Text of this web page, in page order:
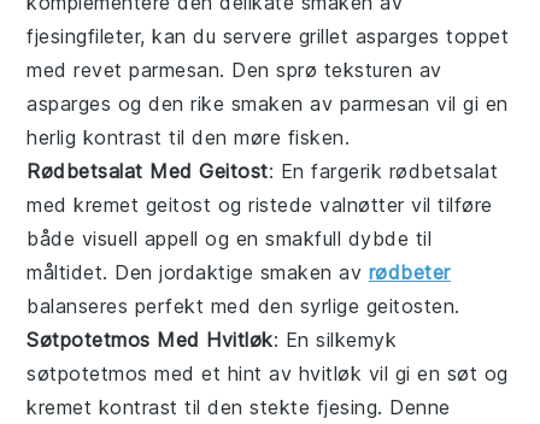
fjesingfileter, kan du servere grillet asparges toppet
med revetparmesan. Den sprø teksturen av
asparges og den rike smaken av parmesan vil gi en
herlig kontrast til den møre fisken.
Rødbetsalat Med Geitost: En fargerik rødbetsalat
med kremet geitost og ristedevalnøtter vil tilføre
både visuell appell og en smakfull dybde til
måltidet. Den jordaktige smaken av rødbeter
balanseres perfekt med den syrlige geitosten.
Søtpotetmos Med Hvitløk: En silkemyk
søtpotetmos med et hint av hvitløk vil gi en søt og
kremet kontrast til den stekte fjesing. Denne